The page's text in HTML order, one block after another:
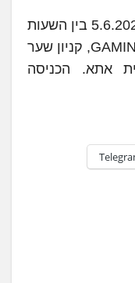
ההשקה תתקיים ביום חמישי, 5.6.2025 בין השעות
16:00–19:00 בסניף GAMING STORE, קניון שער
אתא. הכניסה